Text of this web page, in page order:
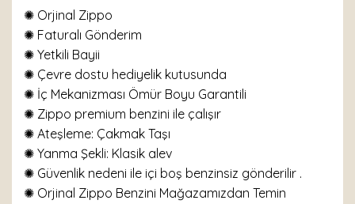
✺ Orjinal Zippo
✺ Faturalı Gönderim
✺ Yetkili Bayii
✺ Çevre dostu hediyelik kutusunda
✺ İç Mekanizması Ömür Boyu Garantili
✺ Zippo premium benzini ile çalışır
✺ Ateşleme: Çakmak Taşı
✺ Yanma Şekli: Klasik alev
✺ Güvenlik nedeni ile içi boş benzinsiz gönderilir .
✺ Orjinal Zippo Benzini Mağazamızdan Temin